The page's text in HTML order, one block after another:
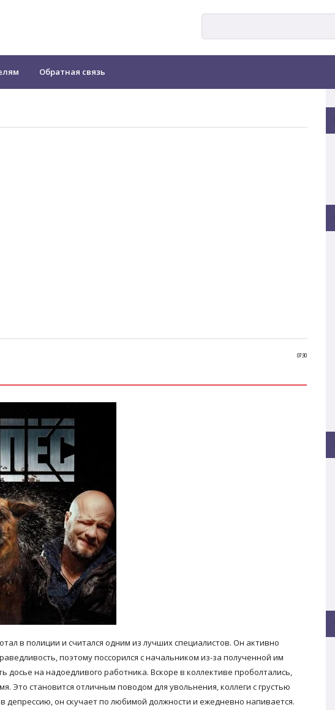
Обратная связь
07:30
в полиции и считался одним из лучших специалистов. Он активно
поэтому поссорился с начальником из-за полученной им
досье на надоедливого работника. Вскоре в коллективе проболтались,
Это становится отличным поводом для увольнения, коллеги с грустью
он скучает по любимой должности и ежедневно напивается.